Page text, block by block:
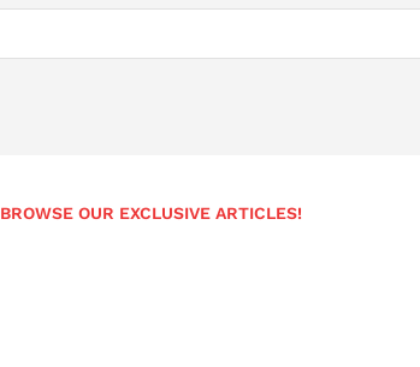
BROWSE OUR EXCLUSIVE ARTICLES!